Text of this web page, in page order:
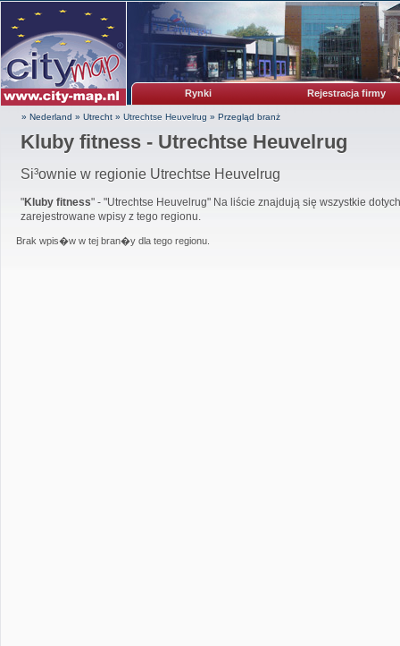
Rynki Rejestracja firmy
» Nederland » Utrecht » Utrechtse Heuvelrug » Przegląd branż
Kluby fitness - Utrechtse Heuvelrug
Si³ownie w regionie Utrechtse Heuvelrug
"Kluby fitness" - "Utrechtse Heuvelrug" Na liście znajdują się wszystkie
zarejestrowane wpisy z tego regionu.
Brak wpis�w w tej bran�y dla tego regionu.